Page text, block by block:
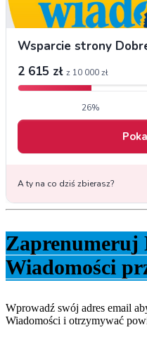
Zaprenumeruj
Wiadomości
Wprowadź swój adres email
Wiadomości i otrzymywać